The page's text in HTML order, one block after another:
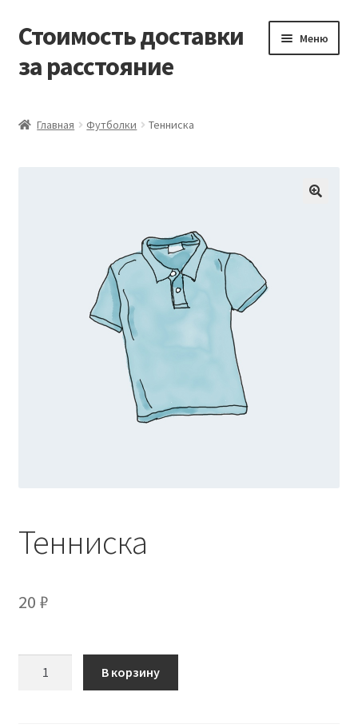
Перейти
к
навигации
Перейти
к
содержимому
Стоимость доставки
за расстояние
Меню
Оформление заказа
Главная Футболки Тенниска
Тенниска
20 ₽
В корзину